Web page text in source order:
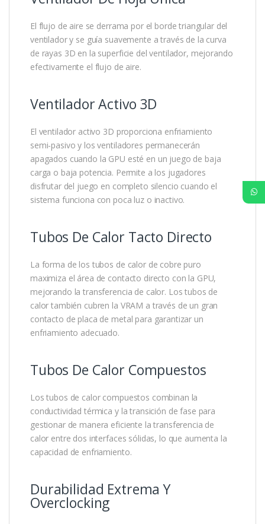
El flujo de aire se derrama por el borde triangular del
ventilador y se guía suavemente a través de la curva
de rayas 3D en la superficie del ventilador, mejorando
efectivamente el flujo de aire.
Ventilador Activo 3D
El ventilador activo 3D proporciona enfriamiento
semi-pasivo y los ventiladores permanecerán
apagados cuando la GPU esté en un juego de baja
carga o baja potencia. Permite a los jugadores
disfrutar del juego en completo silencio cuando el
sistema funciona con poca luz o inactivo.
Tubos De Calor Tacto Directo
La forma de los tubos de calor de cobre puro
maximiza el área de contacto directo con la GPU,
mejorando la transferencia de calor. Los tubos de
calor también cubren la VRAM a través de un gran
contacto de placa de metal para garantizar un
enfriamiento adecuado.
Tubos De Calor Compuestos
Los tubos de calor compuestos combinan la
conductividad térmica y la transición de fase para
gestionar de manera eficiente la transferencia de
calor entre dos interfaces sólidas, lo que aumenta la
capacidad de enfriamiento.
Durabilidad Extrema Y
Overclocking